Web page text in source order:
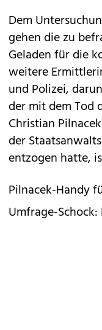
Dem
gehen die zu
Geladen für die
weitere
und Polizei,
der mit dem Tod
Christian
der
entzogen hatte,
Pilnacek-Handy
Umfrage-